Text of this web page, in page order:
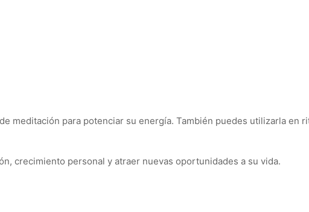
meditación para potenciar su energía. También puedes utilizarla en
crecimiento personal y atraer nuevas oportunidades a su vida.